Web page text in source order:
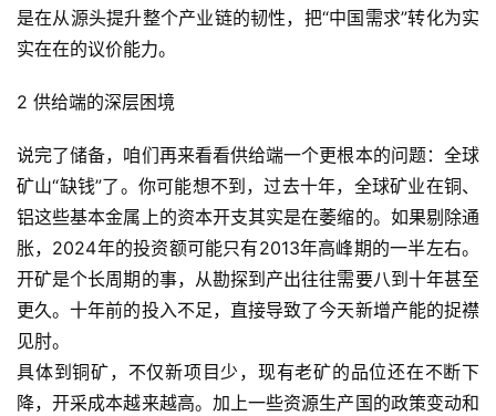
是在从源头提升整个产业链的韧性，把“中国需求”转化为实
实在在的议价能力。
2 供给端的深层困境
说完了储备，咱们再来看看供给端一个更根本的问题：全球
矿山“缺钱”了。你可能想不到，过去十年，全球矿业在铜、
铝这些基本金属上的资本开支其实是在萎缩的。如果剔除通
胀，2024年的投资额可能只有2013年高峰期的一半左右。
开矿是个长周期的事，从勘探到产出往往需要八到十年甚至
更久。十年前的投入不足，直接导致了今天新增产能的捉襟
见肘。
具体到铜矿，不仅新项目少，现有老矿的品位还在不断下
降，开采成本越来越高。加上一些资源生产国的政策变动和